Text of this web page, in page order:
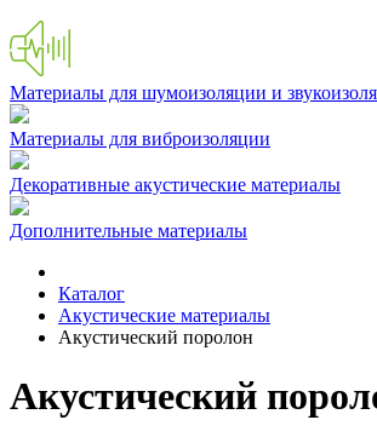
Материалы для шумоизоляции и
Материалы для виброизоляции
Декоративные акустические материалы
Дополнительные материалы
Каталог
Акустические материалы
Акустический поролон
Акустический